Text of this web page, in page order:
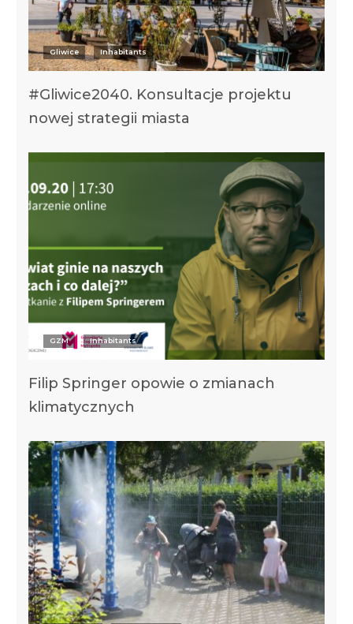
Gliwice Inhabitants
#Gliwice2040. Konsultacje projektu
nowej strategii miasta
GZM Inhabitants
Filip Springer opowie o zmianach
klimatycznych